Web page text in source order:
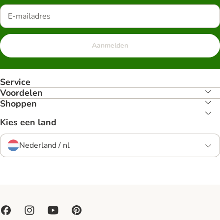
Aanmelden
Service
Voordelen
Shoppen
Kies een land
Nederland / nl